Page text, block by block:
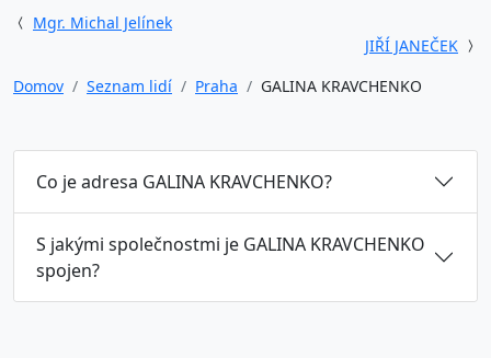
Mgr. Michal Jelínek
JIŘÍ JANEČEK
Domov
Seznam lidí Praha GALINA KRAVCHENKO
Co je adresa GALINA KRAVCHENKO?
S jakými společnostmi je GALINA KRAVCHENKO
spojen?